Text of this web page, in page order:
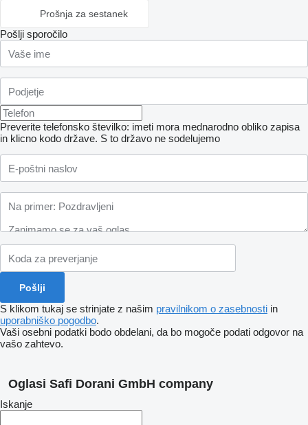
Prošnja za sestanek
Pošlji sporočilo
Preverite telefonsko številko: imeti mora mednarodno obliko zapisa
in klicno kodo države. S to državo ne sodelujemo
S klikom tukaj se strinjate z našim pravilnikom o zasebnosti in
uporabniško pogodbo.
Vaši osebni podatki bodo obdelani, da bo mogoče podati odgovor na
vašo zahtevo.
Oglasi Safi Dorani GmbH company
Iskanje